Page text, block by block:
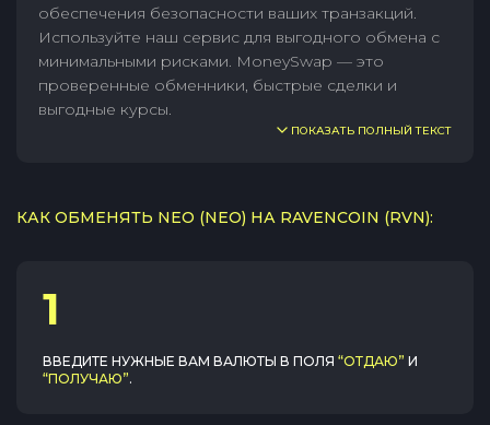
обеспечения безопасности ваших транзакций.
Используйте наш сервис для выгодного обмена с
минимальными рисками. MoneySwap — это
проверенные обменники, быстрые сделки и
выгодные курсы.
ПОКАЗАТЬ ПОЛНЫЙ ТЕКСТ
КАК ОБМЕНЯТЬ NEO (NEO) НА RAVENCOIN (RVN):
1
ВВЕДИТЕ НУЖНЫЕ ВАМ ВАЛЮТЫ В ПОЛЯ “ОТДАЮ” И
“ПОЛУЧАЮ”.